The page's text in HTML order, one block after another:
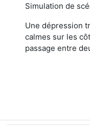
Simulation de
Une dépression
calmes sur les
passage entre